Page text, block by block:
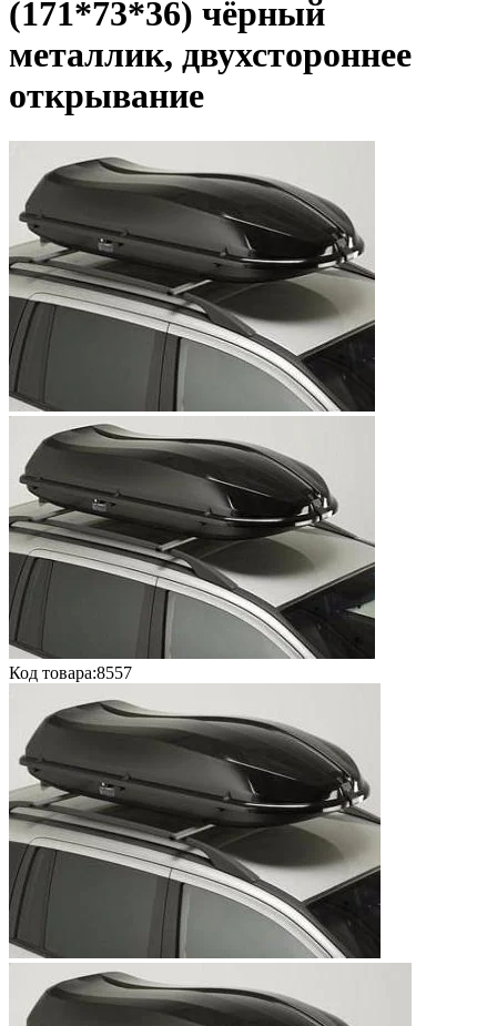
(171*73*36) чёрный
металлик, двухстороннее
открывание
Код товара:8557